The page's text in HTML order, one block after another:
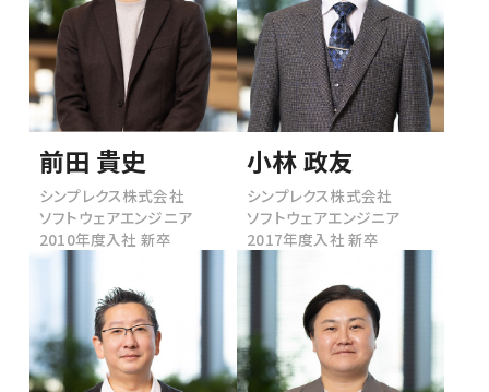
前田 貴史
シンプレクス株式会社
ソフトウェアエンジニア
2010年度入社 新卒
小林 政友
シンプレクス株式会社
ソフトウェアエンジニア
2017年度入社 新卒